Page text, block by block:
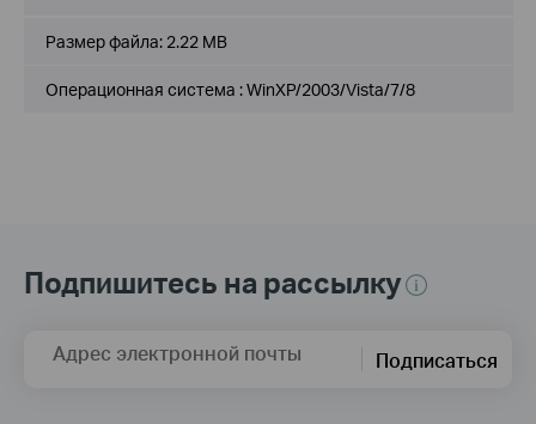
Размер файла: 2.22 MB
Операционная система : WinXP/2003/Vista/7/8
Подпишитесь на рассылку
Адрес электронной почты Подписаться